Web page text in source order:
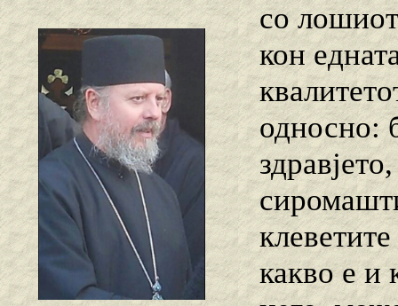
со
кон
односно:
какво е и